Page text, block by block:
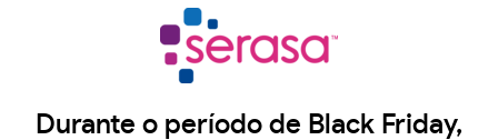
Durante o período de Black Friday,